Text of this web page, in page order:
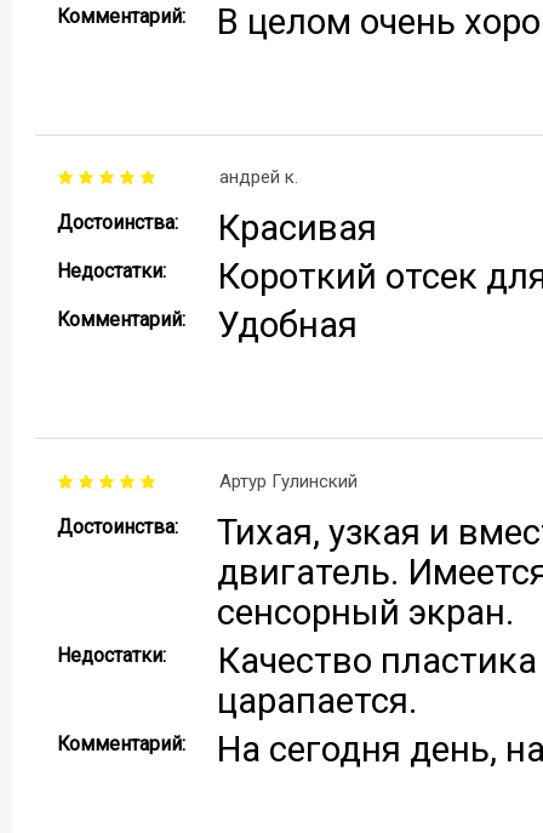
Комментарий: В целом очень
андрей к.
Достоинства: Красивая
Недостатки: Короткий отсек
Комментарий: Удобная
Артур Гулинский
Достоинства:
Тихая, узкая и
двигатель.
сенсорный экран.
Недостатки:
Качество
царапается.
Комментарий: На сегодня день,